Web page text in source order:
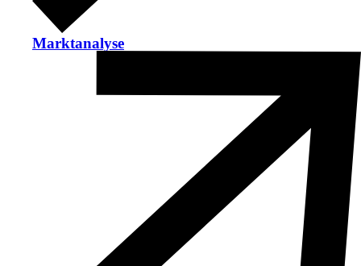
Marktanalyse